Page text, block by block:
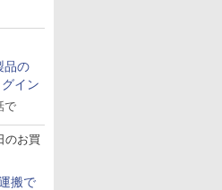
品の
イン
で
のお買
搬で